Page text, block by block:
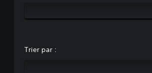
Trier par :